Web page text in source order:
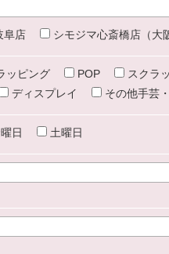
阜店 シモジマ心斎橋店（大
ッピング POP
スクラ
ディスプレイ その他手芸
日 土曜日